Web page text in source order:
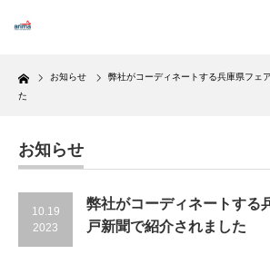
Home お知らせ
弊社がコーディネートする兵庫県フェ
た
お知らせ
10.19
2023
弊社がコーディネートする
戸新聞で紹介されました